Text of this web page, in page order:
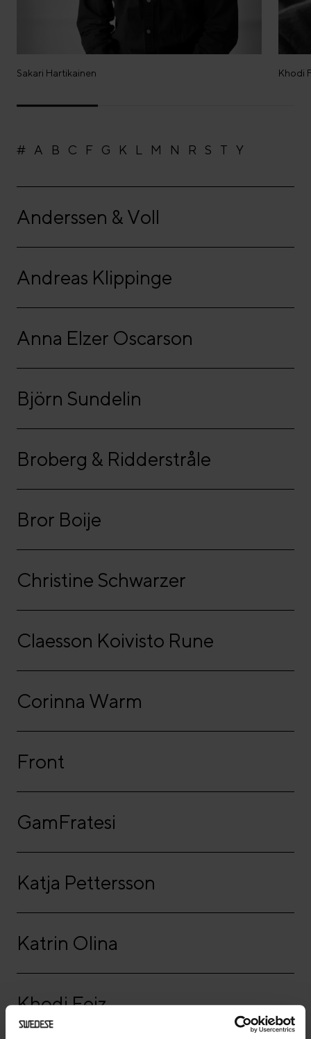
Sakari Hartikainen Khodi
# A B C F G K L M N R S T Y
Anderssen & Voll
Andreas Klippinge
Anna Elzer Oscarson
Björn Sundelin
Broberg & Ridderstråle
Bror Boije
Christine Schwarzer
Claesson Koivisto Rune
Corinna Warm
Front
GamFratesi
Katja Pettersson
Katrin Olina
Khodi Feiz